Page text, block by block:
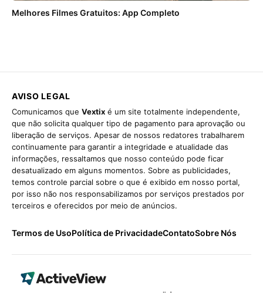
Melhores Filmes Gratuitos: App Completo
AVISO LEGAL
Comunicamos que Vextix é um site totalmente independente,
que não solicita qualquer tipo de pagamento para aprovação ou
liberação de serviços. Apesar de nossos redatores trabalharem
continuamente para garantir a integridade e atualidade das
informações, ressaltamos que nosso conteúdo pode ficar
desatualizado em alguns momentos. Sobre as publicidades,
temos controle parcial sobre o que é exibido em nosso portal,
por isso não nos responsabilizamos por serviços prestados por
terceiros e oferecidos por meio de anúncios.
Termos de UsoPolítica de PrivacidadeContatoSobre Nós